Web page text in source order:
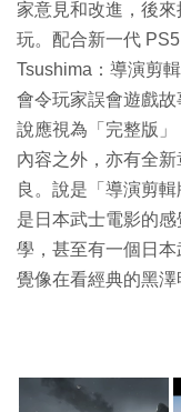
家意見和改進，後
玩。配合新一代
Tsushima：導演剪
會令玩家誤會遊戲
說應視為「完整版
內容之外，亦有全
良。說是「導演剪
是日本武士電影的
學，甚至有一個日
覺像在看經典的黑澤